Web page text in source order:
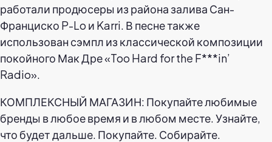
работали продюсеры из района залива Сан-
Франциско P-Lo и Karri. В песне также
использован сэмпл из классической композиции
покойного Мак Дре «Too Hard for the F***in’
Radio».
КОМПЛЕКСНЫЙ МАГАЗИН: Покупайте любимые
бренды в любое время и в любом месте. Узнайте,
что будет дальше. Покупайте. Собирайте.